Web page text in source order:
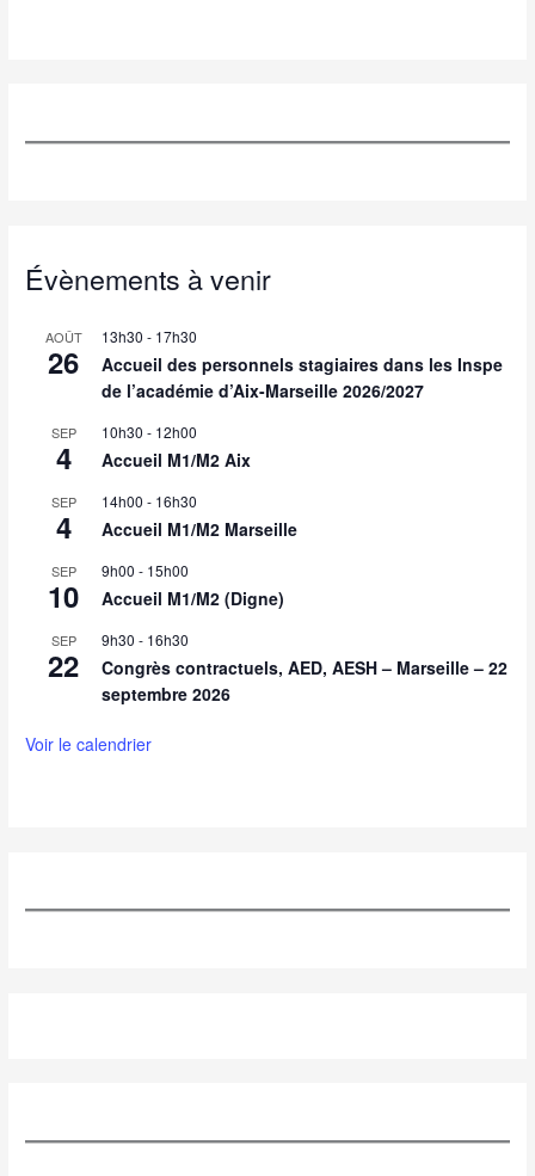
Évènements à venir
AOÛT
26
13h30 - 17h30
Accueil des personnels stagiaires dans les Inspe
de l’académie d’Aix-Marseille 2026/2027
SEP
4
10h30 - 12h00
Accueil M1/M2 Aix
SEP
4
14h00 - 16h30
Accueil M1/M2 Marseille
SEP
10
9h00 - 15h00
Accueil M1/M2 (Digne)
SEP
22
9h30 - 16h30
Congrès contractuels, AED, AESH – Marseille – 22
septembre 2026
Voir le calendrier